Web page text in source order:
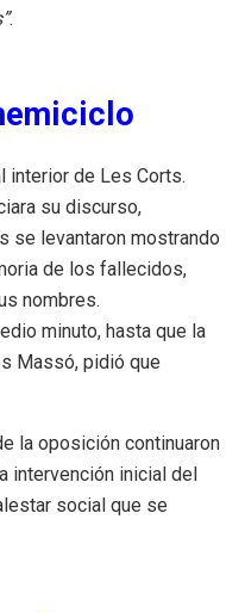
.
interior de Les Corts.
su discurso,
se levantaron mostrando
de los fallecidos,
nombres.
minuto, hasta que la
Massó, pidió que
la oposición continuaron
intervención inicial del
social que se